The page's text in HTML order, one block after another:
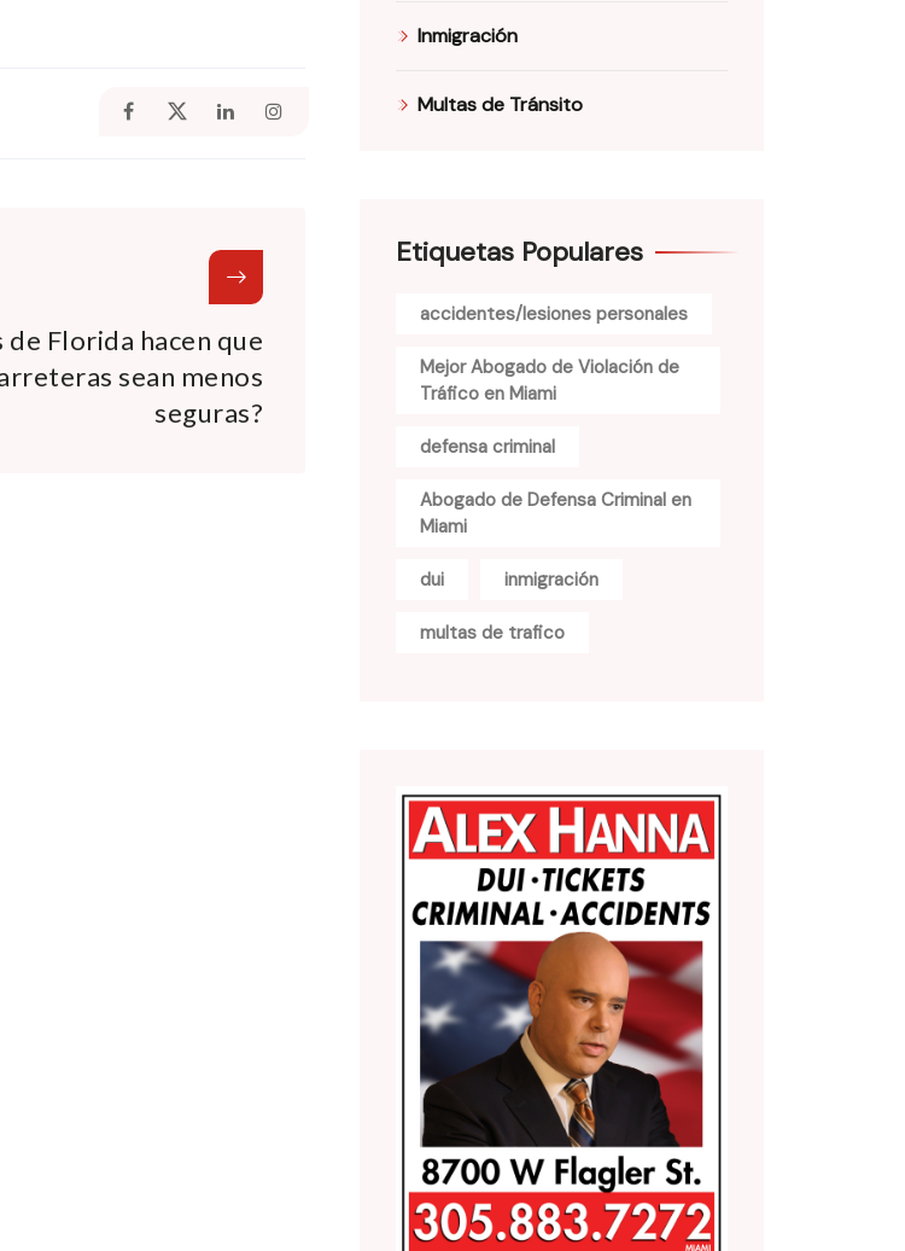
de Florida hacen que
sean menos
seguras?
Inmigración
Multas de Tránsito
Etiquetas Populares
accidentes/lesiones personales
Mejor Abogado de Violación de
Tráfico en Miami
defensa criminal
Abogado de Defensa Criminal en
Miami
dui inmigración
multas de trafico